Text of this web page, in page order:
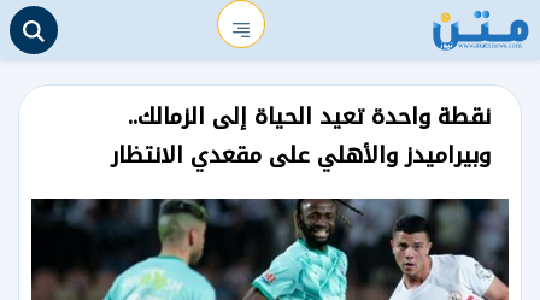
نقطة واحدة تعيد الحياة إلى الزمالك..
وبيراميدز والأهلي على مقعدي الانتظار